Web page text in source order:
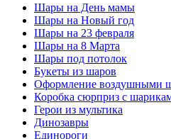
Шары на День мамы
Шары на Новый год
Шары на 23 февраля
Шары на 8 Марта
Шары под потолок
Букеты из шаров
Оформление воздушными
Коробка сюрприз с
Герои из мультика
Динозавры
Единороги